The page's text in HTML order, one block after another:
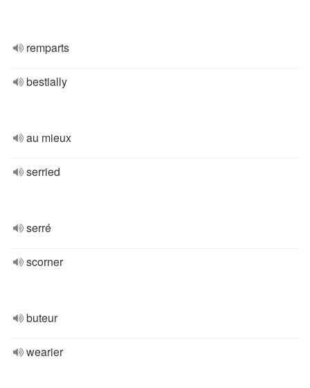
remparts
bestially
au mieux
serried
serré
scorner
buteur
wearier